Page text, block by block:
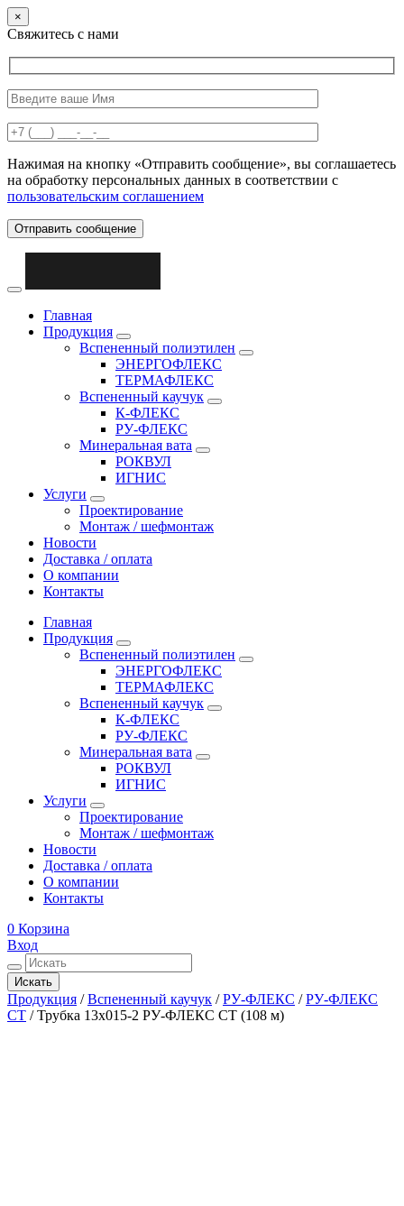
×
Свяжитесь с нами
Нажимая на кнопку «Отправить сообщение», вы соглашаетесь
на обработку персональных данных в соответствии с
пользовательским соглашением
Отправить сообщение
Главная
Продукция
Вспененный полиэтилен
ЭНЕРГОФЛЕКС
ТЕРМАФЛЕКС
Вспененный каучук
К-ФЛЕКС
РУ-ФЛЕКС
Минеральная вата
РОКВУЛ
ИГНИС
Услуги
Проектирование
Монтаж / шефмонтаж
Новости
Доставка / оплата
О компании
Контакты
Главная
Продукция
Вспененный полиэтилен
ЭНЕРГОФЛЕКС
ТЕРМАФЛЕКС
Вспененный каучук
К-ФЛЕКС
РУ-ФЛЕКС
Минеральная вата
РОКВУЛ
ИГНИС
Услуги
Проектирование
Монтаж / шефмонтаж
Новости
Доставка / оплата
О компании
Контакты
0 Корзина
Вход
Искать
Продукция /Вспененный каучук /РУ-ФЛЕКС /РУ-ФЛЕКС
СТ /Трубка 13х015-2 РУ-ФЛЕКС СТ (108 м)